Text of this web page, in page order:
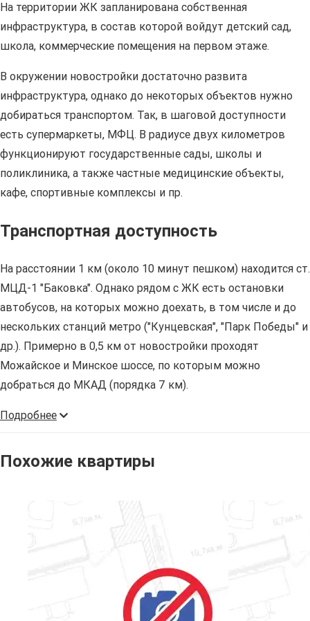
На территории ЖК запланирована собственная
инфраструктура, в состав которой войдут детский сад,
школа, коммерческие помещения на первом этаже.
В окружении новостройки достаточно развита
инфраструктура, однако до некоторых объектов нужно
добираться транспортом. Так, в шаговой доступности
есть супермаркеты, МФЦ. В радиусе двух километров
функционируют государственные сады, школы и
поликлиника, а также частные медицинские объекты,
кафе, спортивные комплексы и пр.
Транспортная доступность
На расстоянии 1 км (около 10 минут пешком) находится ст.
МЦД-1 "Баковка". Однако рядом с ЖК есть остановки
автобусов, на которых можно доехать, в том числе и до
нескольких станций метро ("Кунцевская", "Парк Победы" и
др.). Примерно в 0,5 км от новостройки проходят
Можайское и Минское шоссе, по которым можно
добраться до МКАД (порядка 7 км).
Подробнее
Похожие квартиры